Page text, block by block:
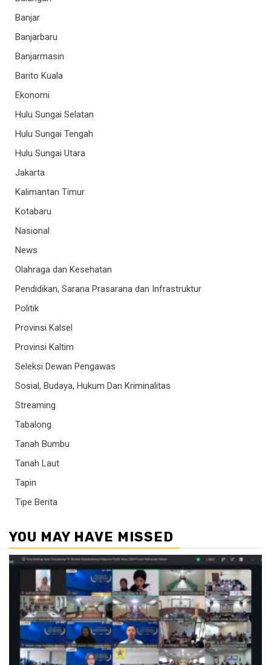
Banjar
Banjarbaru
Banjarmasin
Barito Kuala
Ekonomi
Hulu Sungai Selatan
Hulu Sungai Tengah
Hulu Sungai Utara
Jakarta
Kalimantan Timur
Kotabaru
Nasional
News
Olahraga dan Kesehatan
Pendidikan, Sarana Prasarana dan Infrastruktur
Politik
Provinsi Kalsel
Provinsi Kaltim
Seleksi Dewan Pengawas
Sosial, Budaya, Hukum Dan Kriminalitas
Streaming
Tabalong
Tanah Bumbu
Tanah Laut
Tapin
Tipe Berita
YOU MAY HAVE MISSED